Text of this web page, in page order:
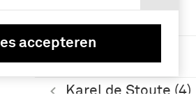
accepteren
Namen /
instellingen
Philips de Goede
(5)
Karel de Stoute (4)